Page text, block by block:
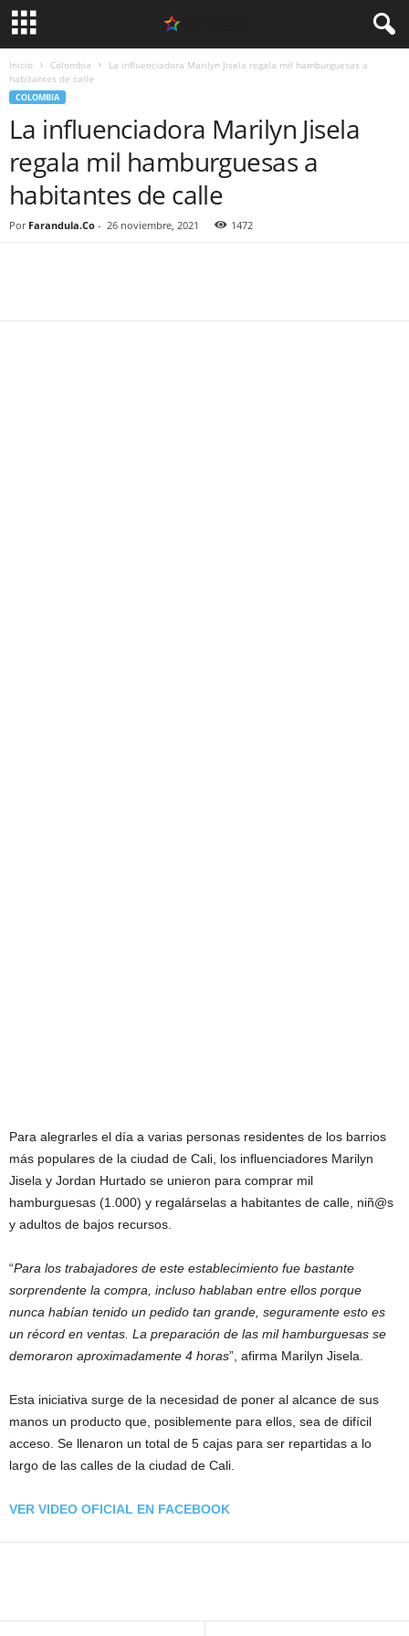
Inicio Colombia
La influenciadora Marilyn Jisela regala mil hamburguesas a
habitantes de calle
COLOMBIA
La influenciadora Marilyn Jisela
regala mil hamburguesas a
habitantes de calle
Por Farandula.Co - 26 noviembre, 2021 1472
Para alegrarles el día a varias personas residentes de los barrios
más populares de la ciudad de Cali, los influenciadores Marilyn
Jisela y Jordan Hurtado se unieron para comprar mil
hamburguesas (1.000) y regalárselas a habitantes de calle, niñ@s
y adultos de bajos recursos.
“Para los trabajadores de este establecimiento fue bastante
sorprendente la compra, incluso hablaban entre ellos porque
nunca habían tenido un pedido tan grande, seguramente esto es
un récord en ventas. La preparación de las mil hamburguesas se
demoraron aproximadamente 4 horas”, afirma Marilyn Jisela.
Esta iniciativa surge de la necesidad de poner al alcance de sus
manos un producto que, posiblemente para ellos, sea de difícil
acceso. Se llenaron un total de 5 cajas para ser repartidas a lo
largo de las calles de la ciudad de Cali.
VER VIDEO OFICIAL EN FACEBOOK